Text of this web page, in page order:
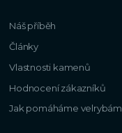
Náš příběh
Články
Vlastnosti kamenů
Hodnocení zákazníků
Jak pomáháme velrybám